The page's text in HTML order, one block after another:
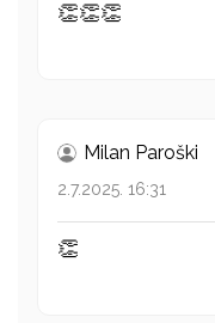
👏👏👏
Milan Paroški
2.7.2025. 16:31
👏